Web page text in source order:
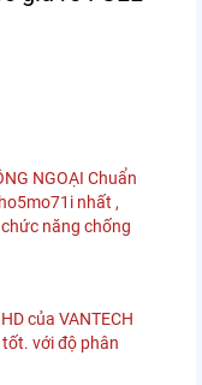
NGOẠI Chuẩn
nhất ,
năng chống
của VANTECH
với độ phân